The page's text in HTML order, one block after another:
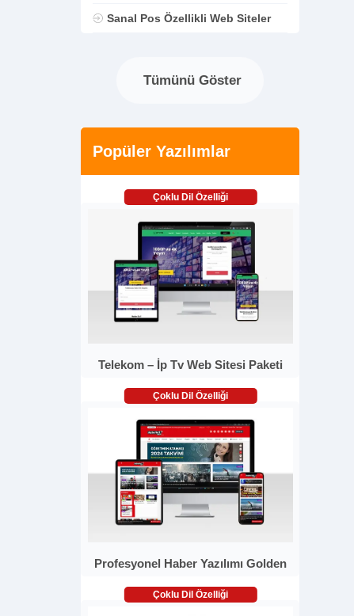
Sanal Pos Özellikli Web Siteler
Tümünü Göster
Popüler Yazılımlar
Çoklu Dil Özelliği
Telekom – İp Tv Web Sitesi Paketi
Çoklu Dil Özelliği
Profesyonel Haber Yazılımı Golden
Çoklu Dil Özelliği